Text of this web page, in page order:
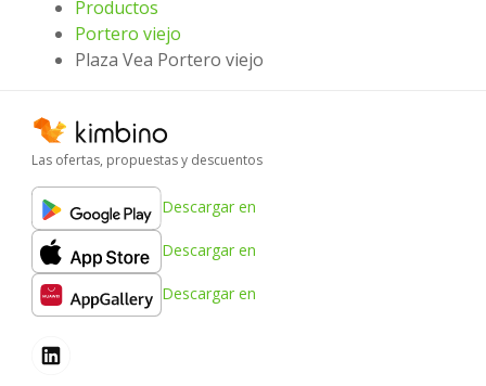
Productos
Portero viejo
Plaza Vea Portero viejo
Las ofertas, propuestas y descuentos
Descargar en
Descargar en
Descargar en